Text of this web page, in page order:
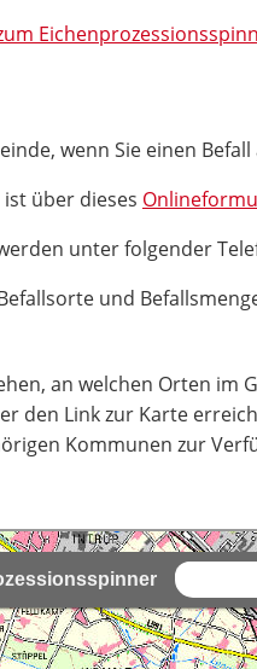
wenn Sie einen
über dieses
unter folgender
und
an welchen Orten
den Link zur Karte
Kommunen zur